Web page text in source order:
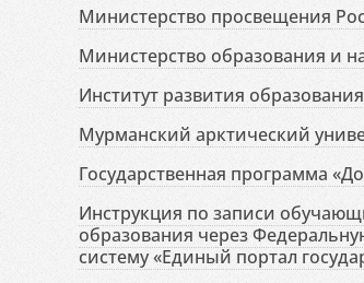
Министерство просвещения
Министерство образования и
Институт развития
Мурманский арктический
Государственная программа
Инструкция по записи
образования через
систему «Единый портал